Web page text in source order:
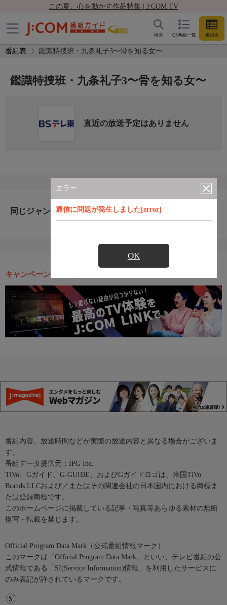
この夏、心を動かす作品特集 | J:COM TV
CS番組一覧 番組表
検索
番組表 鑑識特捜班・九条礼子3〜骨を知る女〜
エラー
通信に問題が発生しました[error]
OK
鑑識特捜班・九条礼子3〜骨を知る女〜
直近の放送予定はありません
同じジャンルのおすすめ番組
キャンペーン・お得な情報
番組内容、放送時間などが実際の放送内容と異なる場合がございま
す。
番組データ提供元：IPG Inc.
TiVo、Gガイド、G-GUIDE、およびGガイドロゴは、米国TiVo
Brands LLCおよび／またはその関連会社の日本国内における商標ま
たは登録商標です。
このホームページに掲載している記事・写真等あらゆる素材の無断
複写・転載を禁じます。
Official Program Data Mark（公式番組情報マーク）
このマークは「Official Program Data Mark」といい、テレビ番組の公
式情報である「SI(Service Information)情報」を利用したサービスに
のみ表記が許されているマークです。